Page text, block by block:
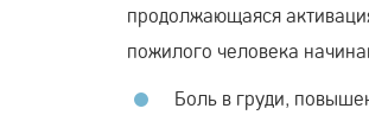
продолжающаяся
пожилого человека
Боль в груди,